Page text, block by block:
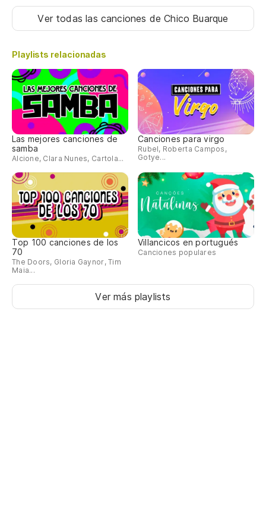
Ver todas las canciones de Chico Buarque
Playlists relacionadas
Las mejores canciones de
samba
Alcione, Clara Nunes, Cartola...
Canciones para virgo
Rubel, Roberta Campos,
Gotye...
Top 100 canciones de los
70
The Doors, Gloria Gaynor, Tim
Maia...
Villancicos en portugués
Canciones populares
Ver más playlists